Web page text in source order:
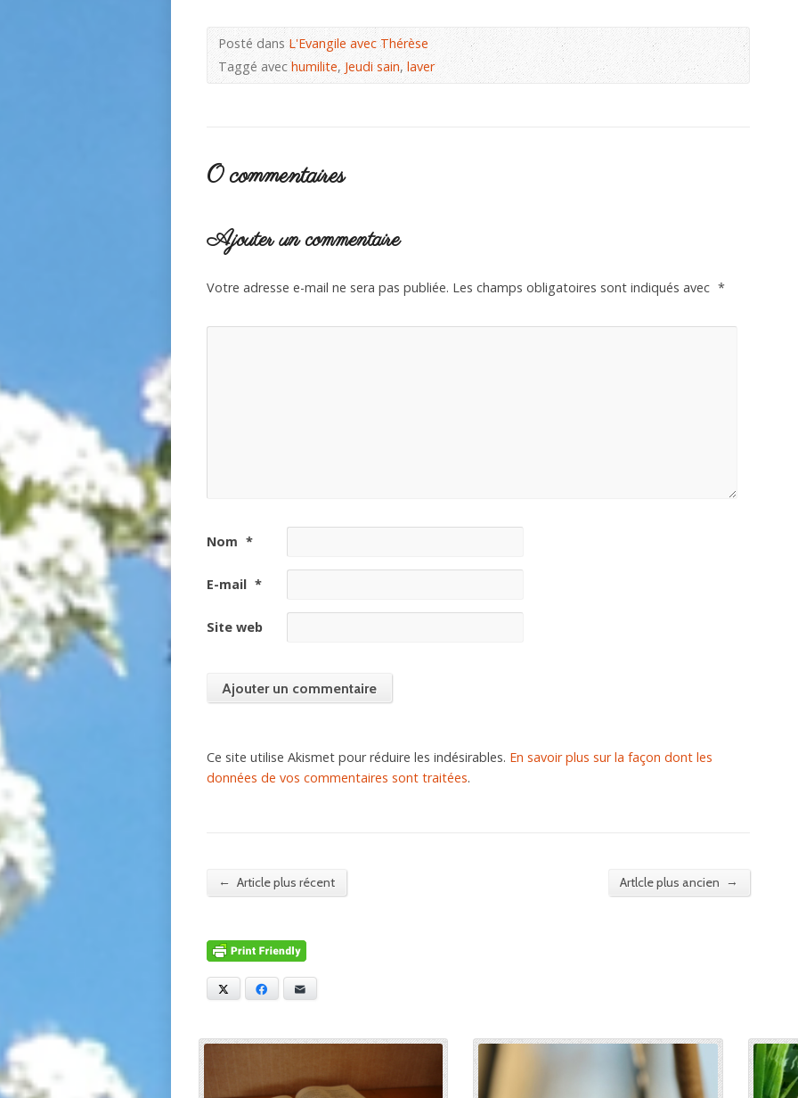
Posté dansL'Evangile avec Thérèse
Taggé avechumilite, Jeudi sain,laver
0 commentaires
Ajouter un commentaire
Votre adresse e-mail ne sera pas publiée. Les champs obligatoires sont indiqués avec *
Nom *
E-mail *
Site web
Ce site utilise Akismet pour réduire les indésirables. En savoir plus sur la façon dont les
données de vos commentaires sont traitées.
← Article plus récent Artlcle plus ancien →
Facebook